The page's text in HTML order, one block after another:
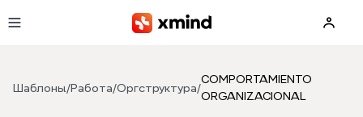
Шаблоны /Работа/Оргструктура/
COMPORTAMIENTO
ORGANIZACIONAL